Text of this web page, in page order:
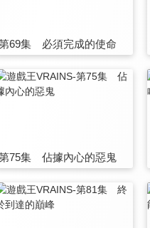
69集 必須完成的使命
75集 佔據內心的惡鬼